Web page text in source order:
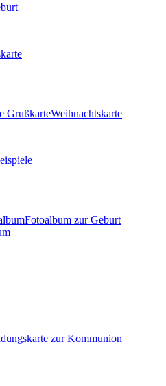
GrußkarteWeihnachtskarte
Fotoalbum zur Geburt
zur Kommunion